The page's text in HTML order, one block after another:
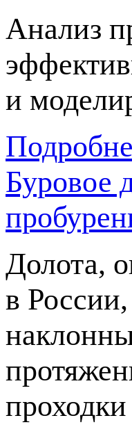
Анализ
и
Буровое
Долота,
в